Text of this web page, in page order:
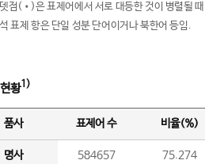
점(•)은 표제어에서 서로 대등한 것이 병렬될
표제 항은 단일 성분 단어이거나 북한어 등임.
황1)
품사 표제어 수 비율(%)
명사 584657 75.274